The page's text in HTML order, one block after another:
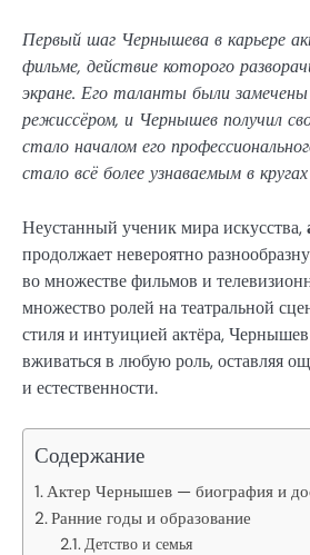
Первый шаг Чернышева в карьере
фильме, действие которого
экране. Его таланты были
режиссёром, и Чернышев получил
стало началом его
стало всё более узнаваемым в
Неустанный ученик мира искусства,
продолжает невероятно
во множестве фильмов и
множество ролей на театральной
стиля и интуицией актёра,
вживаться в любую роль, оставляя
и естественности.
Содержание
Актер Чернышев — биография и
Ранние годы и образование
Детство и семья